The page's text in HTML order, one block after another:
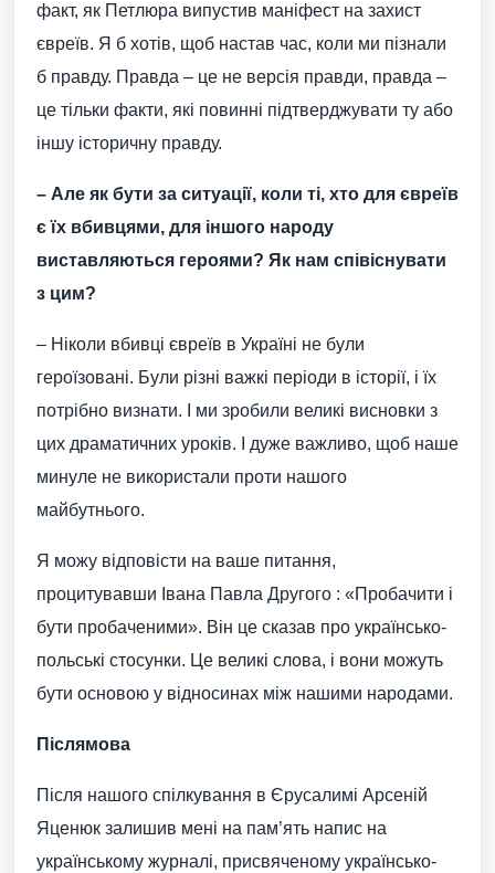
факт, як Петлюра випустив маніфест на захист
євреїв. Я б хотів, щоб настав час, коли ми пізнали
б правду. Правда – це не версія правди, правда –
це тільки факти, які повинні підтверджувати ту або
іншу історичну правду.
– Але як бути за ситуації, коли ті, хто для євреїв
є їх вбивцями, для іншого народу
виставляються героями? Як нам співіснувати
з цим?
– Ніколи вбивці євреїв в Україні не були
героїзовані. Були різні важкі періоди в історії, і їх
потрібно визнати. І ми зробили великі висновки з
цих драматичних уроків. І дуже важливо, щоб наше
минуле не використали проти нашого
майбутнього.
Я можу відповісти на ваше питання,
процитувавши Івана Павла Другого : «Пробачити і
бути пробаченими». Він це сказав про українсько-
польські стосунки. Це великі слова, і вони можуть
бути основою у відносинах між нашими народами.
Післямова
Після нашого спілкування в Єрусалимі Арсеній
Яценюк залишив мені на пам’ять напис на
українському журналі, присвяченому українсько-